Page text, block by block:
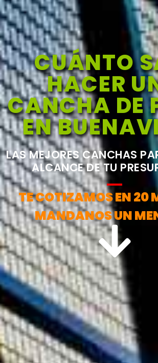
CUÁNTO
HACER
CANCHA DE
EN
LAS MEJORES CANCHAS
ALCANCE DE TU
TE COTIZAMOS EN 20
MANDANOS UN